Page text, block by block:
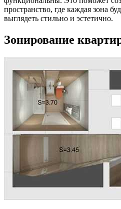
пространство, где каждая зона
выглядеть стильно и эстетично.
Зонирование